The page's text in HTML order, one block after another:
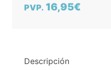
PVP. 16,95€
Descripción